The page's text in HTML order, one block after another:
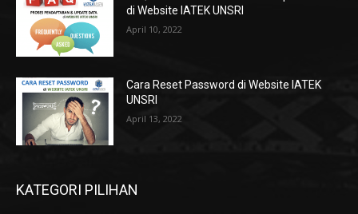
di Website IATEK UNSRI
April 10, 2022
Cara Reset Password di Website IATEK
UNSRI
April 13, 2022
KATEGORI PILIHAN